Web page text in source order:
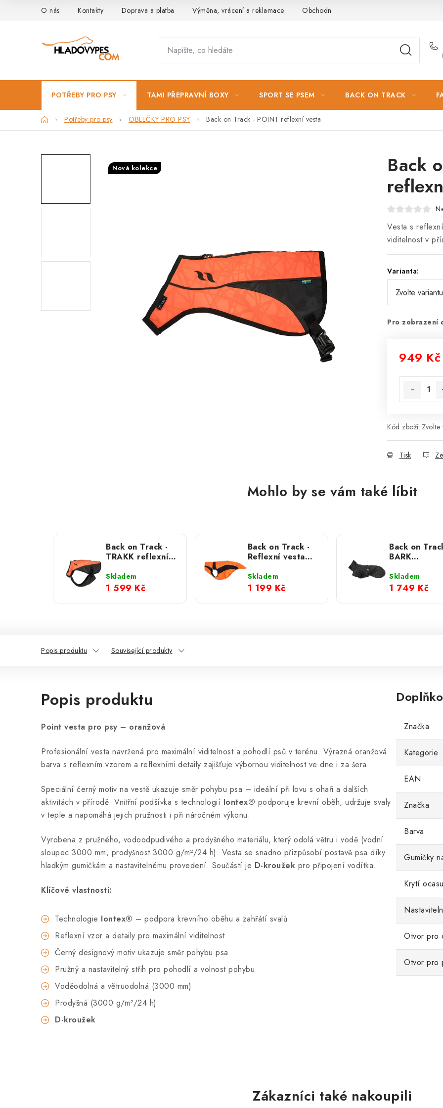
O nás Kontakty Doprava a platba Výměna, vrácení a reklamace Obchodní podmínky Podmínky
POTŘEBY PRO PSY TAMI PŘEPRAVNÍ BOXY SPORT SE PSEM BACK ON TRACK
DomůPotřeby pro psy OBLEČKY PRO PSY Back on Track - POINT reflexní vesta
Back
Vesta s
viditelnost v
Varianta:
Pro zobrazení
949 Kč
Kód zboží: Zvolte
Tisk
Nová kolekce
Mohlo by se vám také líbit
Back on Track -
TRAKK reflexní
Skladem
1 599 Kč
Back on Track -
Reflexní vesta
Skladem
1 199 Kč
Back on
BARK
bunda černá-
reflexní,
Skladem
1 749 Kč
Popis produktu Související produkty
Popis produktu
Point vesta pro psy – oranžová
Profesionální vesta navržená pro maximální viditelnost a pohodlí psů v terénu. Výrazná oranžová
barva s reflexním vzorem a reflexními detaily zajišťuje výbornou viditelnost ve dne i za šera.
Speciální černý motiv na vestě ukazuje směr pohybu psa – ideální při lovu s ohaři a dalších
aktivitách v přírodě. Vnitřní podšívka s technologií Iontex®️ podporuje krevní oběh, udržuje svaly
v teple a napomáhá jejich pružnosti i při náročném výkonu.
Vyrobena z pružného, vodoodpudivého a prodyšného materiálu, který odolá větru i vodě (vodní
sloupec 3000 mm, prodyšnost 3000 g/m²/24 h). Vesta se snadno přizpůsobí postavě psa díky
hladkým gumičkám a nastavitelnému provedení. Součástí je D-kroužek pro připojení vodítka.
Klíčové vlastnosti:
Technologie Iontex®️ – podpora krevního oběhu a zahřátí svalů
Reflexní vzor a detaily pro maximální viditelnost
Černý designový motiv ukazuje směr pohybu psa
Pružný a nastavitelný střih pro pohodlí a volnost pohybu
Voděodolná a větruodolná (3000 mm)
Prodyšná (3000 g/m²/24 h)
D-kroužek
Značka
Kategorie
EAN
Značka
Barva
Gumičky
Krytí ocasu
Otvor pro
Otvor pro
Zákazníci také nakoupili